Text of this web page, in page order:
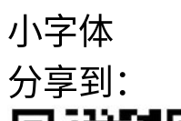
小字体
分享到：